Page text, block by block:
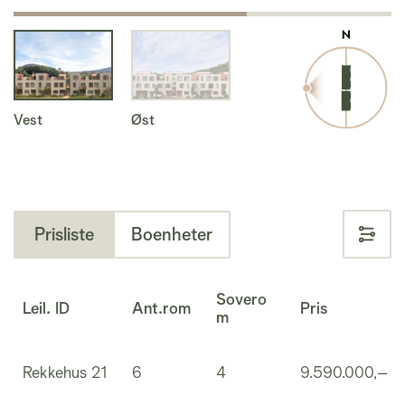
Vest Øst
Prisliste Boenheter
Leil. ID Ant.rom
Sovero
m
Pris
Rekkehus 21 6 4 9.590.000,–